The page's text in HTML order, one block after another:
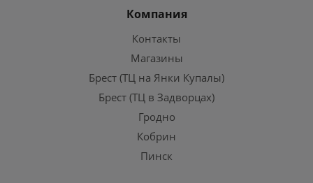
Компания
Контакты
Магазины
Брест (ТЦ на Янки Купалы)
Брест (ТЦ в Задворцах)
Гродно
Кобрин
Пинск